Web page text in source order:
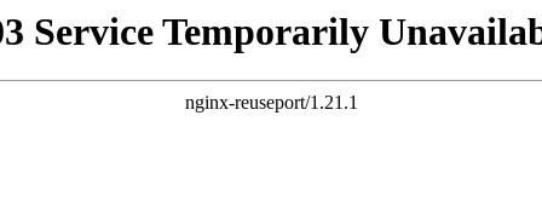
Service Temporarily
nginx-reuseport/1.21.1